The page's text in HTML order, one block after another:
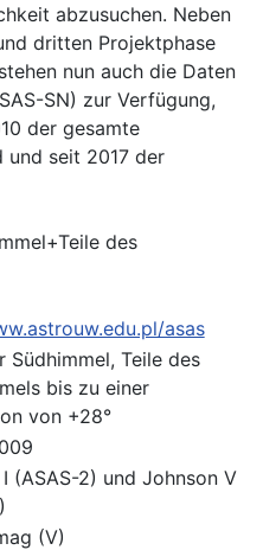
abzusuchen. Neben
dritten Projektphase
nun auch die Daten
SN) zur Verfügung,
der gesamte
seit 2017 der
des
asas
Südhimmel, Teile des
bis zu einer
von +28°
(ASAS-2) und Johnson V
(V)